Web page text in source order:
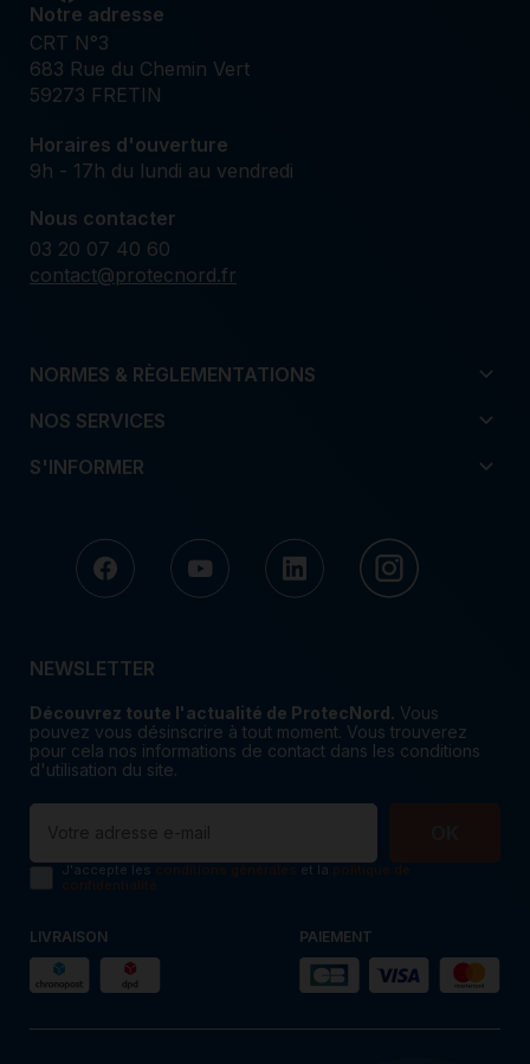
Notre adresse
CRT N°3
683 Rue du Chemin Vert
59273 FRETIN
Horaires d'ouverture
9h - 17h du lundi au vendredi
Nous contacter
03 20 07 40 60
contact@protecnord.fr
NORMES & RÈGLEMENTATIONS
NOS SERVICES
S'INFORMER
NEWSLETTER
Découvrez toute l'actualité de ProtecNord. Vous
pouvez vous désinscrire à tout moment. Vous trouverez
pour cela nos informations de contact dans les conditions
d'utilisation du site.
J'accepte les conditions générales et la politique de
confidentialité
LIVRAISON PAIEMENT